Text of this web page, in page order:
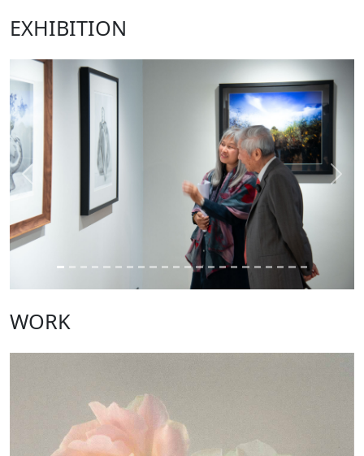
EXHIBITION
Previous Next
WORK